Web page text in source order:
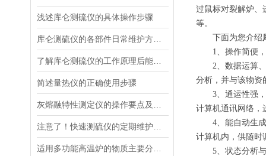
浅述库仑测硫仪的具体操作步骤
简述量热仪的正确使用步骤
过鼠标对裂解炉、
等。
下面为您介绍
1、操作简便，
2、数据运算、
分析，并与该物资
3、通运性强，
计算机通讯网络，
4、能自动生成
计算机内，供随时
5、状态分析与